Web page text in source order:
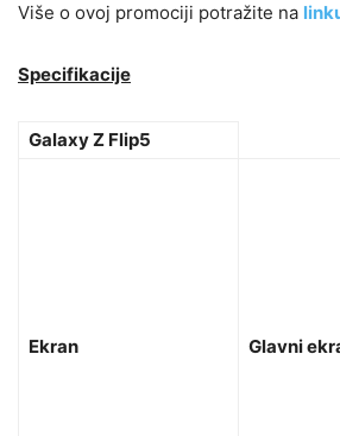
Više o ovoj promociji potražite na
Specifikacije
​Galaxy Z Flip5
Ekran Glavni